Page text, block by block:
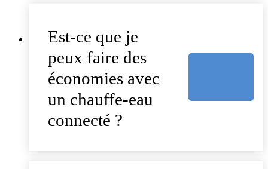
Est-ce que je
peux faire des
économies avec
un chauffe-eau
connecté ?